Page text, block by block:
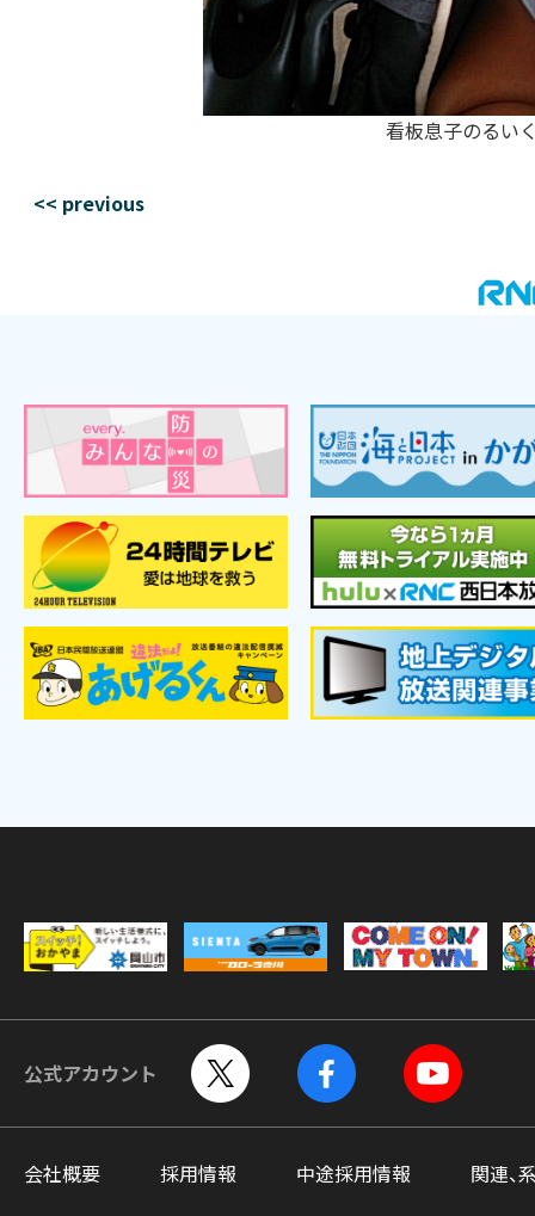
看板息子のるい
<< previous
公式アカウント
会社概要 採用情報 中途採用情報 関連、